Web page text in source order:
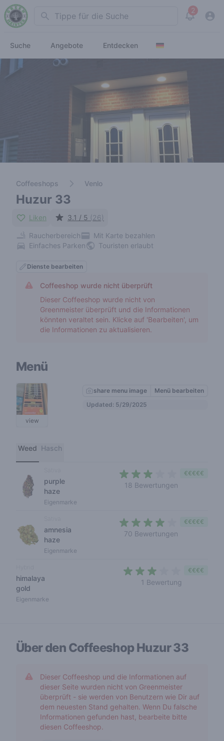
Search 2
View
Suche Angebote Entdecken
Coffeeshops Venlo
Huzur 33
Liken 3.1 / 5 (26)
Raucherbereich
Mit Karte bezahlen
Einfaches Parken
Touristen erlaubt
Dienste bearbeiten
Coffeeshop wurde nicht überprüft
Dieser Coffeeshop wurde nicht von
Greenmeister überprüft und die Informationen
könnten veraltet sein. Klicke auf 'Bearbeiten', um
die Informationen zu aktualisieren.
Menü
view
share menu image
Menü bearbeiten
Updated: 5/29/2025
Weed Hasch
purple
haze
Eigenmarke
18 Bewertungen
€€€€€
amnesia
haze
Eigenmarke
70 Bewertungen
€€€€€
himalaya
gold
Eigenmarke
1 Bewertung
€€€€
Über den CoffeeshopHuzur 33
Dieser Coffeeshop und die Informationen auf
dieser Seite wurden nicht von Greenmeister
überprüft - sie werden von Benutzern wie Dir auf
dem neuesten Stand gehalten. Wenn Du falsche
Informationen gefunden hast, bearbeite bitte
diesen Coffeeshop.